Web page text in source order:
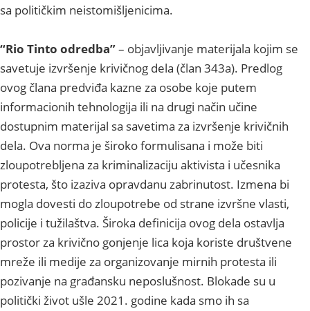
sa političkim neistomišljenicima.
“Rio Tinto odredba”– objavljivanje materijala kojim se
savetuje izvršenje krivičnog dela (član 343a). Predlog
ovog člana predviđa kazne za osobe koje putem
informacionih tehnologija ili na drugi način učine
dostupnim materijal sa savetima za izvršenje krivičnih
dela. Ova norma je široko formulisana i može biti
zloupotrebljena za kriminalizaciju aktivista i učesnika
protesta, što izaziva opravdanu zabrinutost. Izmena bi
mogla dovesti do zloupotrebe od strane izvršne vlasti,
policije i tužilaštva. Široka definicija ovog dela ostavlja
prostor za krivično gonjenje lica koja koriste društvene
mreže ili medije za organizovanje mirnih protesta ili
pozivanje na građansku neposlušnost. Blokade su u
politički život ušle 2021. godine kada smo ih sa